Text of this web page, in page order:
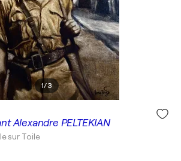
1/3
Alexandre PELTEKIAN
sur Toile